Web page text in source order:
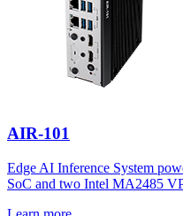
AIR-101
Edge AI Inference System
SoC and two Intel MA2485